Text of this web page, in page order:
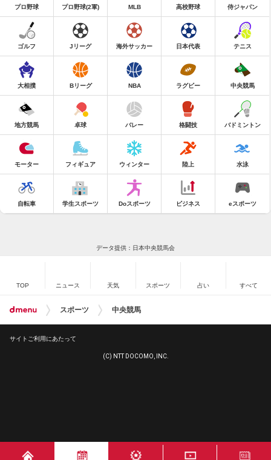
プロ野球 プロ野球(2軍) MLB 高校野球 侍ジャパン
ゴルフ Jリーグ 海外サッカー 日本代表 テニス
大相撲 Bリーグ NBA ラグビー 中央競馬
地方競馬 卓球 バレー 格闘技 バドミントン
モーター フィギュア ウィンター 陸上 水泳
自転車 学生スポーツ Doスポーツ ビジネス eスポーツ
データ提供：日本中央競馬会
TOP ニュース 天気 スポーツ 占い すべて
スポーツ 中央競馬
サイトご利用にあたって
(C) NTT DOCOMO, INC.